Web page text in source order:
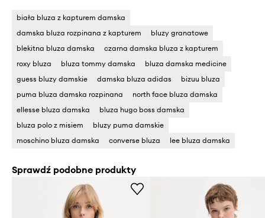
biała bluza z kapturem damska
damska bluza rozpinana z kapturem
bluzy granatowe
blekitna bluza damska
czarna damska bluza z kapturem
roxy bluza
bluza tommy damska
bluza damska medicine
guess bluzy damskie
damska bluza adidas
bizuu bluza
puma bluza damska rozpinana
north face bluza damska
ellesse bluza damska
bluza hugo boss damska
bluza polo z misiem
bluzy puma damskie
moschino bluza damska
converse bluza lee bluza damska
Sprawdź podobne produkty